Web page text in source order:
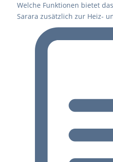
Welche Funktionen bietet
Sarara zusätzlich zur Heiz-